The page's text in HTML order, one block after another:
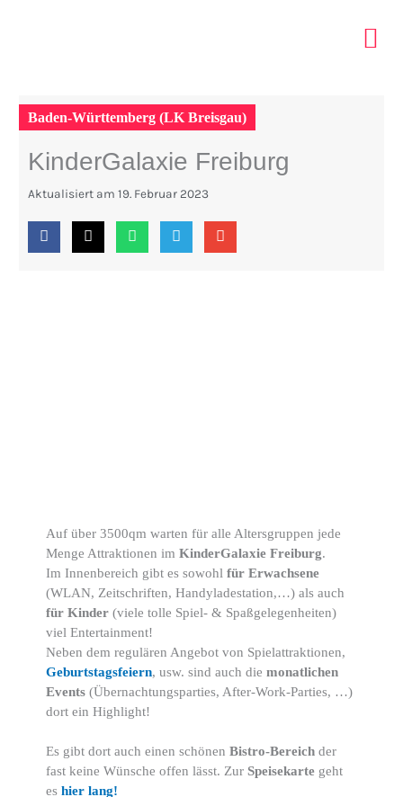
Baden-Württemberg (LK Breisgau)
KinderGalaxie Freiburg
Aktualisiert am 19. Februar 2023
Auf über 3500qm warten für alle Altersgruppen jede
Menge Attraktionen imKinderGalaxie Freiburg.
Im Innenbereich gibt es sowohlfür Erwachsene
(WLAN, Zeitschriften, Handyladestation,…) als auch
für Kinder (viele tolle Spiel- & Spaßgelegenheiten)
viel Entertainment!
Neben dem regulären Angebot von Spielattraktionen,
Geburtstagsfeiern, usw. sind auch diemonatlichen
Events (Übernachtungsparties, After-Work-Parties, …)
dort ein Highlight!
Es gibt dort auch einen schönenBistro-Bereich der
fast keine Wünsche offen lässt. ZurSpeisekarte geht
eshier lang!